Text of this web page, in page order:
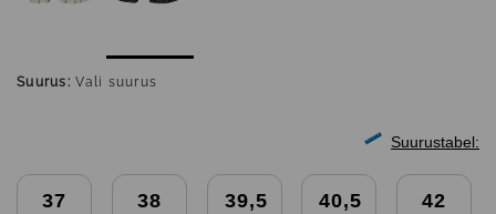
Suurus: Vali suurus
Suurustabel:
37 38 39,5 40,5 42